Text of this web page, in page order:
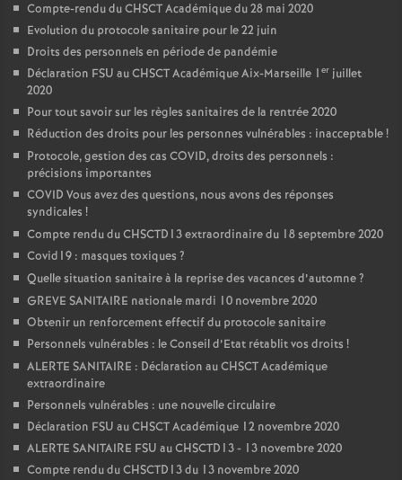
Compte-rendu du CHSCT Académique du 28 mai 2020
Evolution du protocole sanitaire pour le 22 juin
Droits des personnels en période de pandémie
Déclaration FSU au CHSCT Académique Aix-Marseille 1 er juillet
2020
Pour tout savoir sur les règles sanitaires de la rentrée 2020
Réduction des droits pour les personnes vulnérables : inacceptable!
Protocole, gestion des cas COVID, droits des personnels :
précisions importantes
COVID Vous avez des questions, nous avons des réponses
syndicales !
Compte rendu du CHSCTD13 extraordinaire du 18 septembre 2020
Covid19 : masques toxiques ?
Quelle situation sanitaire à la reprise des vacances d’automne?
GREVE SANITAIRE nationale mardi 10 novembre 2020
Obtenir un renforcement effectif du protocole sanitaire
Personnels vulnérables : le Conseil d’Etat rétablit vos droits !
ALERTE SANITAIRE : Déclaration au CHSCT Académique
extraordinaire
Personnels vulnérables : une nouvelle circulaire
Déclaration FSU au CHSCT Académique 12 novembre 2020
ALERTE SANITAIRE FSU au CHSCTD13 - 13 novembre 2020
Compte rendu du CHSCTD13 du 13 novembre 2020